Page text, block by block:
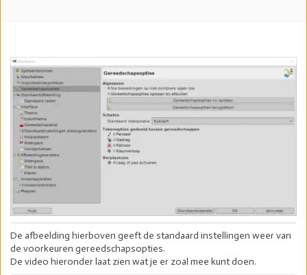
De afbeelding hierboven geeft de standaard instellingen weer van
de voorkeuren gereedschapsopties.
De video hieronder laat zien wat je er zoal mee kunt doen.